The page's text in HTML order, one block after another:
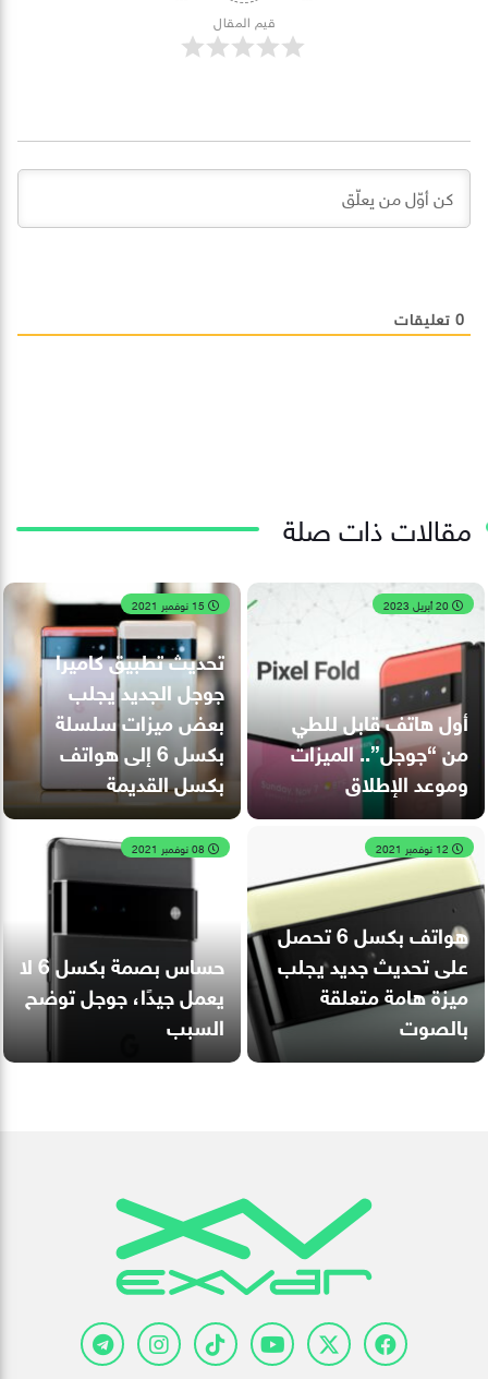
قيم المقال
0 تعليقات
مقالات ذات صلة
أول هاتف قابل للطي
من “جوجل”.. الميزات
وموعد الإطلاق
تحديث تطبيق كاميرا
جوجل الجديد يجلب
بعض ميزات سلسلة
بكسل 6 إلى هواتف
بكسل القديمة
هواتف بكسل 6 تحصل
على تحديث جديد يجلب
ميزة هامة متعلقة
بالصوت
حساس بصمة بكسل 6 لا
يعمل جيدًا، جوجل توضح
السبب